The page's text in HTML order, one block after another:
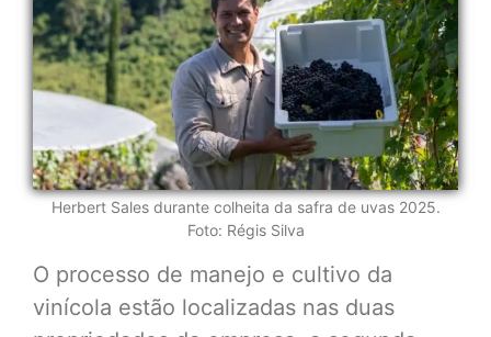
Herbert Sales durante colheita da safra de uvas 2025.
Foto: Régis Silva
O processo de manejo e cultivo da
vinícola estão localizadas nas duas